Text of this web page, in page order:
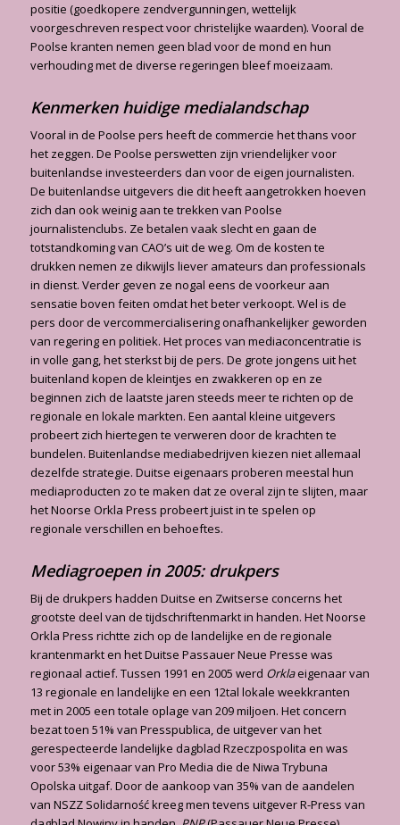
positie (goedkopere zendvergunningen, wettelijk
voorgeschreven respect voor christelijke waarden). Vooral de
Poolse kranten nemen geen blad voor de mond en hun
verhouding met de diverse regeringen bleef moeizaam.
Kenmerken huidige medialandschap
Vooral in de Poolse pers heeft de commercie het thans voor
het zeggen. De Poolse perswetten zijn vriendelijker voor
buitenlandse investeerders dan voor de eigen journalisten.
De buitenlandse uitgevers die dit heeft aangetrokken hoeven
zich dan ook weinig aan te trekken van Poolse
journalistenclubs. Ze betalen vaak slecht en gaan de
totstandkoming van CAO’s uit de weg. Om de kosten te
drukken nemen ze dikwijls liever amateurs dan professionals
in dienst. Verder geven ze nogal eens de voorkeur aan
sensatie boven feiten omdat het beter verkoopt. Wel is de
pers door de vercommercialisering onafhankelijker geworden
van regering en politiek. Het proces van mediaconcentratie is
in volle gang, het sterkst bij de pers. De grote jongens uit het
buitenland kopen de kleintjes en zwakkeren op en ze
beginnen zich de laatste jaren steeds meer te richten op de
regionale en lokale markten. Een aantal kleine uitgevers
probeert zich hiertegen te verweren door de krachten te
bundelen. Buitenlandse mediabedrijven kiezen niet allemaal
dezelfde strategie. Duitse eigenaars proberen meestal hun
mediaproducten zo te maken dat ze overal zijn te slijten, maar
het Noorse Orkla Press probeert juist in te spelen op
regionale verschillen en behoeftes.
Mediagroepen in 2005: drukpers
Bij de drukpers hadden Duitse en Zwitserse concerns het
grootste deel van de tijdschriftenmarkt in handen. Het Noorse
Orkla Press richtte zich op de landelijke en de regionale
krantenmarkt en het Duitse Passauer Neue Presse was
regionaal actief. Tussen 1991 en 2005 werd Orklaeigenaar van
13 regionale en landelijke en een 12tal lokale weekkranten
met in 2005 een totale oplage van 209 miljoen. Het concern
bezat toen 51% van Presspublica, de uitgever van het
gerespecteerde landelijke dagblad Rzeczpospolita en was
voor 53% eigenaar van Pro Media die de Niwa Trybuna
Opolska uitgaf. Door de aankoop van 35% van de aandelen
van NSZZ Solidarność kreeg men tevens uitgever R-Press van